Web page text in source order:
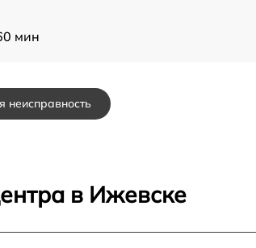
мин
неисправность
в Ижевске